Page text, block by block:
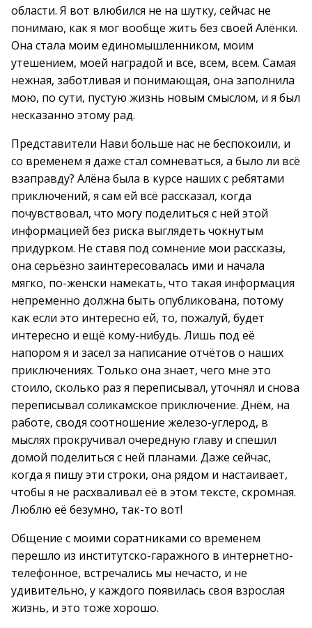
области. Я вот влюбился не на шутку, сейчас не
понимаю, как я мог вообще жить без своей Алёнки.
Она стала моим единомышленником, моим
утешением, моей наградой и все, всем, всем. Самая
нежная, заботливая и понимающая, она заполнила
мою, по сути, пустую жизнь новым смыслом, и я был
несказанно этому рад.
Представители Нави больше нас не беспокоили, и
со временем я даже стал сомневаться, а было ли всё
взаправду? Алёна была в курсе наших с ребятами
приключений, я сам ей всё рассказал, когда
почувствовал, что могу поделиться с ней этой
информацией без риска выглядеть чокнутым
придурком. Не ставя под сомнение мои рассказы,
она серьёзно заинтересовалась ими и начала
мягко, по-женски намекать, что такая информация
непременно должна быть опубликована, потому
как если это интересно ей, то, пожалуй, будет
интересно и ещё кому-нибудь. Лишь под её
напором я и засел за написание отчётов о наших
приключениях. Только она знает, чего мне это
стоило, сколько раз я переписывал, уточнял и снова
переписывал соликамское приключение. Днём, на
работе, сводя соотношение железо-углерод, в
мыслях прокручивал очередную главу и спешил
домой поделиться с ней планами. Даже сейчас,
когда я пишу эти строки, она рядом и настаивает,
чтобы я не расхваливал её в этом тексте, скромная.
Люблю её безумно, так-то вот!
Общение с моими соратниками со временем
перешло из институтско-гаражного в интернетно-
телефонное, встречались мы нечасто, и не
удивительно, у каждого появилась своя взрослая
жизнь, и это тоже хорошо.